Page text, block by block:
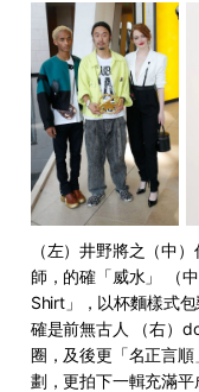
（左）井野將之（中
師，的確「威水」 （
Shirt」，以杯麵樣式
確是前無古人 （右）
圈，及後更「名正言
劃，更拍下一輯充滿平